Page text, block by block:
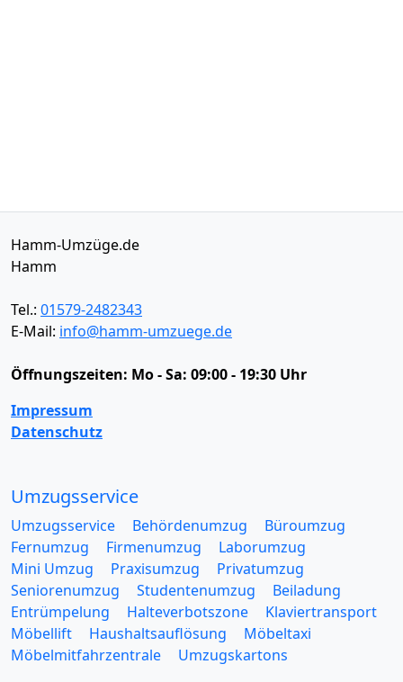
Hamm-Umzüge.de
Hamm
Tel.: 01579-2482343
E-Mail: info@hamm-umzuege.de
Öffnungszeiten: Mo - Sa: 09:00 - 19:30 Uhr
Impressum
Datenschutz
Umzugsservice
Umzugsservice Behördenumzug
Büroumzug
Fernumzug
Firmenumzug
Laborumzug
Mini Umzug
Praxisumzug
Privatumzug
Seniorenumzug
Studentenumzug
Beiladung
Entrümpelung
Halteverbotszone
Klaviertransport
Möbellift
Haushaltsauflösung
Möbeltaxi
Möbelmitfahrzentrale
Umzugskartons